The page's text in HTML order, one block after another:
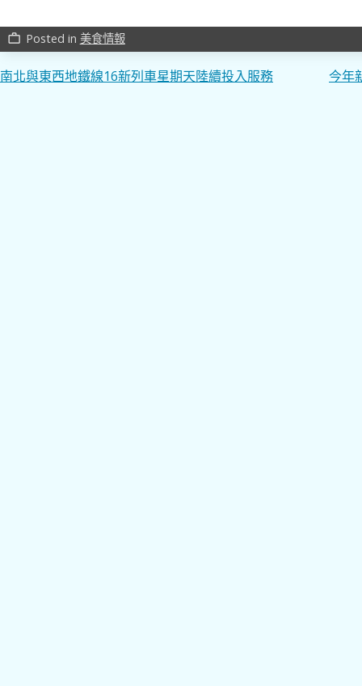
work_outline Posted in 美食情報
文
南北與東西地鐵線16新列車星期天陸續投入服務 今年